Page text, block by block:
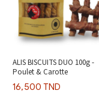
ALIS BISCUITS DUO 100g -
Poulet & Carotte
16,500 TND